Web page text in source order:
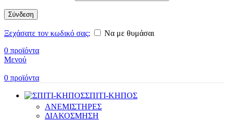
Σύνδεση
Ξεχάσατε τον κωδικό σας;
Να με θυμάσαι
0 προϊόντα
Μενού
0 προϊόντα
ΣΠΙΤΙ-ΚΗΠΟΣ
ΑΝΕΜΙΣΤΗΡΕΣ
ΔΙΑΚΟΣΜΗΣΗ